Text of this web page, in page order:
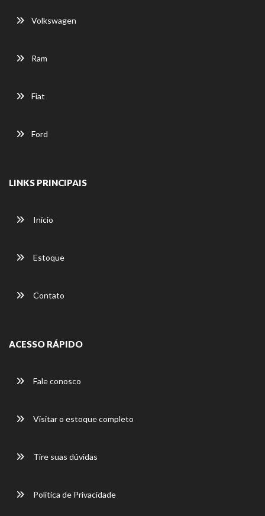
Volkswagen
Ram
Fiat
Ford
LINKS PRINCIPAIS
Início
Estoque
Contato
ACESSO RÁPIDO
Fale conosco
Visitar o estoque completo
Tire suas dúvidas
Política de Privacidade